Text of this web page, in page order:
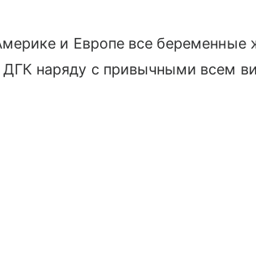
и Европе все
наряду с привычными всем